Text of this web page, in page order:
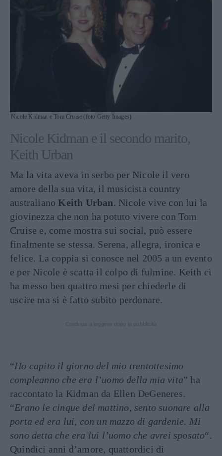
Nicole Kidman e Tom Cruise (foto Getty Images)
Nicole Kidman e il secondo marito,
Keith Urban
Ma la vita aveva in serbo per Nicole il vero
amore della sua vita, il musicista country
australianoKeith Urban. Nicole vive con lui la
giovinezza che non ha potuto vivere con Tom
Cruise e, come mostra sui social, può essere
finalmente se stessa. Serena, allegra, ironica e
felice. La coppia si conosce nel 2005 a un evento
e per Nicole è scatta il colpo di fulmine. Keith ci
ha messo ben quattro mesi per chiederle di
uscire ma si è fatto subito perdonare.
“Ho capito il giorno del mio trentottesimo
compleanno che era l’uomo della mia vita” ha
raccontato la Kidman da Ellen DeGeneres.
“Erano le cinque del mattino, sento suonare alla
porta ed era lui, con un mazzo di gardenie. Mi
sono detta che era lui l’uomo che avrei sposato“.
Quindici anni d’amore, quattordici di